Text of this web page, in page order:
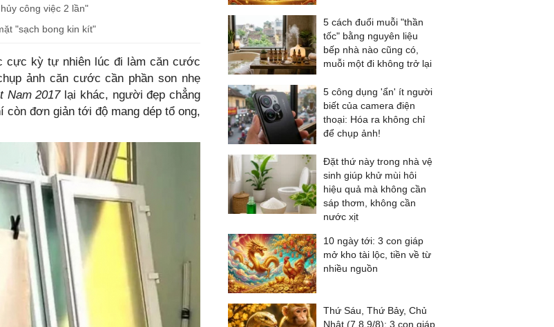
công việc 2 lần"
"sạch bong kin kít"
cực kỳ tự nhiên lúc đi làm căn cước
ảnh căn cước cần phần son nhẹ
Nam 2017lại khác, người đẹp chẳng
còn đơn giản tới độ mang dép tổ ong,
5 cách đuổi muỗi "thần
tốc" bằng nguyên liệu
bếp nhà nào cũng có,
muỗi một đi không trở lại
5 công dụng 'ẩn' ít người
biết của camera điện
thoại: Hóa ra không chỉ
để chụp ảnh!
Đặt thứ này trong nhà vệ
sinh giúp khử mùi hôi
hiệu quả mà không cần
sáp thơm, không cần
nước xịt
10 ngày tới: 3 con giáp
mở kho tài lộc, tiền về từ
nhiều nguồn
Thứ Sáu, Thứ Bảy, Chủ
Nhật (7,8,9/8): 3 con giáp